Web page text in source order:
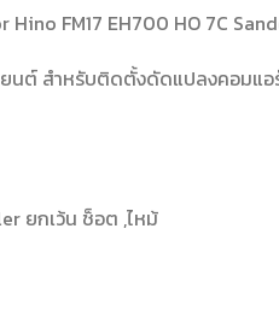
FM17 EH700 HO 7C
นต์ สำหรับติดตั้งดัดแปลงคอมแ
ยกเว้น ช็อต ,ไหม้